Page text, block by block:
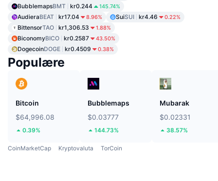
BubblemapsBMT kr0.244 145.74%
AudieraBEAT kr17.04 8.96% SuiSUI kr4.46 0.22%
BittensorTAO kr1,306.53 1.88%
BiconomyBICO kr0.2587 43.50%
DogecoinDOGE kr0.4509 0.38%
Populære
Bitcoin
$64,996.08
0.39%
Bubblemaps
$0.03777
144.73%
Mubarak
$0.02331
38.57%
CoinMarketCap Kryptovaluta TorCoin